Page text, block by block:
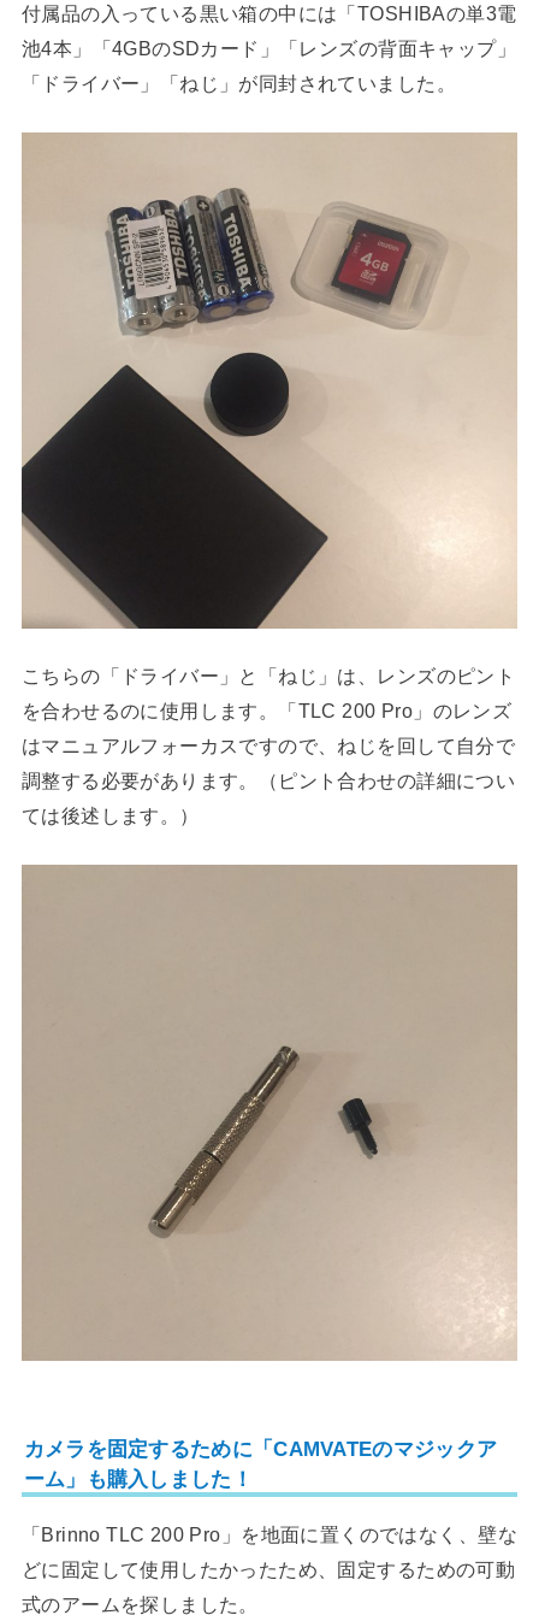
付属品の入っている黒い箱の中には「TOSHIBAの単3電
池4本」「4GBのSDカード」「レンズの背面キャップ」
「ドライバー」「ねじ」が同封されていました。
こちらの「ドライバー」と「ねじ」は、レンズのピント
を合わせるのに使用します。「TLC 200 Pro」のレンズ
はマニュアルフォーカスですので、ねじを回して自分で
調整する必要があります。（ピント合わせの詳細につい
ては後述します。）
カメラを固定するために「CAMVATEのマジックア
ーム」も購入しました！
「Brinno TLC 200 Pro」を地面に置くのではなく、壁な
どに固定して使用したかったため、固定するための可動
式のアームを探しました。